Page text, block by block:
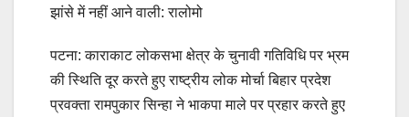
झांसे में नहीं आने वाली: रालोमो
पटना: काराकाट लोकसभा क्षेत्र के चुनावी गतिविधि पर भ्रम
की स्थिति दूर करते हुए राष्ट्रीय लोक मोर्चा बिहार प्रदेश
प्रवक्ता रामपुकार सिन्हा ने भाकपा माले पर प्रहार करते हुए